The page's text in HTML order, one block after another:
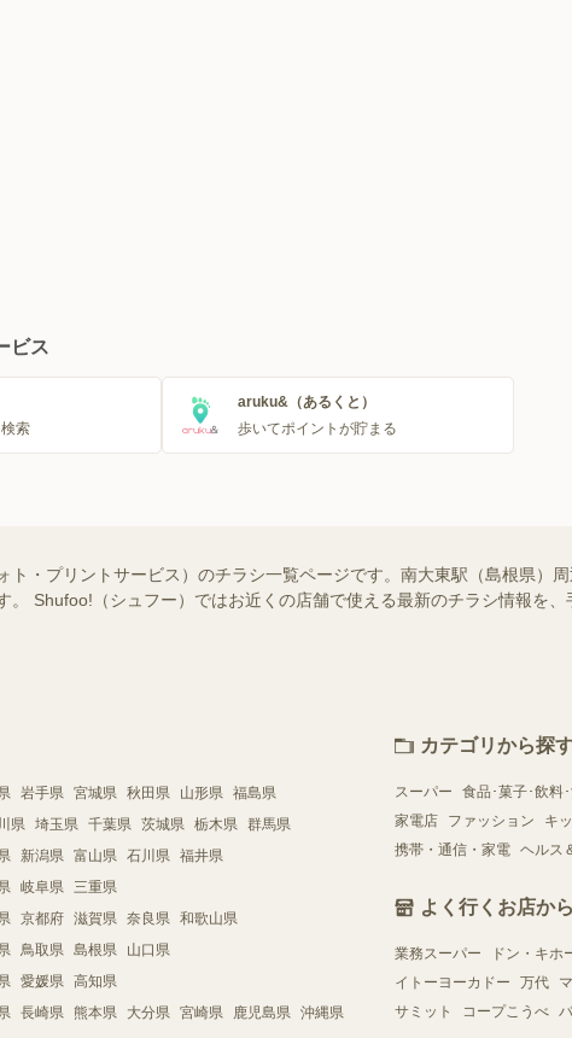
ビス
索
aruku&（あるくと）
歩いてポイントが貯まる
ト・プリントサービス）のチラシ一覧ページです。南大東駅（島根県）
。 Shufoo!（シュフー）ではお近くの店舗で使える最新のチラシ情報を
岩手県 宮城県 秋田県 山形県 福島県
県 埼玉県 千葉県 茨城県 栃木県 群馬県
新潟県 富山県 石川県 福井県
岐阜県 三重県
京都府 滋賀県 奈良県 和歌山県
鳥取県 島根県 山口県
愛媛県 高知県
長崎県 熊本県 大分県 宮崎県 鹿児島県 沖縄県
カテゴリから探
スーパー 食品･菓子･飲料
家電店
ファッション キ
携帯・通信・家電 ヘルス
よく行くお店か
業務スーパー ドン・キホ
イトーヨーカドー
万代
サミット
コープこうべ